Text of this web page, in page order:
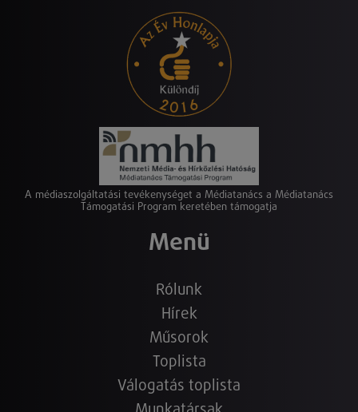
A médiaszolgáltatási tevékenységet a Médiatanács a Médiatanács
Támogatási Program keretében támogatja
Menü
Rólunk
Hírek
Műsorok
Toplista
Válogatás toplista